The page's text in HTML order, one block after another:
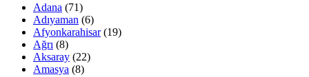
Adana (71)
Adıyaman (6)
Afyonkarahisar(19)
Ağrı (8)
Aksaray (22)
Amasya (8)